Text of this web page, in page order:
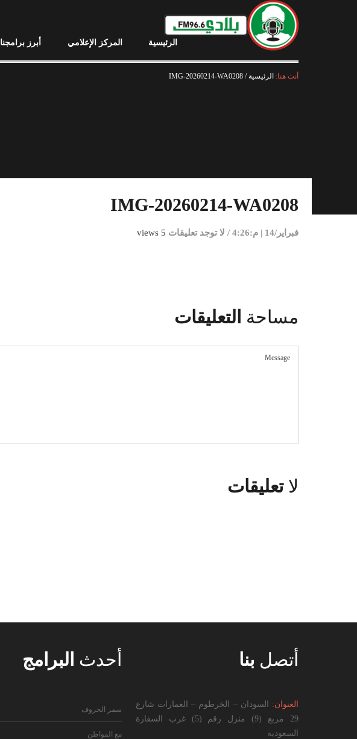
الرئيسية المركز الإعلامي أبرز برامجنا
أنت هنا: الرئيسية /
IMG-20260214-WA0208
IMG-20260214-WA0208
فبراير/14 | م:4:26 / لا توجد تعليقات 5 views
مساحة التعليقات
لاتعليقات
أتصل بنا
العنوان: السودان – الخرطوم – العمارات شارع
29 مربع (9) منزل رقم (5) غرب السفارة
السعودية
أحدث البرامج
سمر الحروف
مع المواطن